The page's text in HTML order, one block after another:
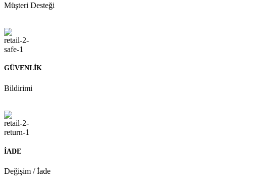
Müşteri Desteği
GÜVENLİK
Bildirimi
İADE
Değişim / İade